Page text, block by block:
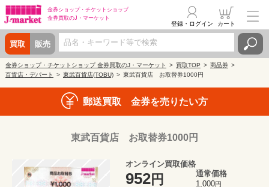
金券ショップ・ チケットショップ
金券買取のJ・マーケット
買取 販売
登録・ログイン カート
金券ショップ・チケットショップ 金券買取のJ・マーケット 買取TOP
商品券
百貨店・デパート
東武百貨店(TOBU) 東武百貨店 お取替券1000円
郵送買取 金券を売りたい方
東武百貨店 お取替券1000円
オンライン買取価格
952円
通常価格
1,000円